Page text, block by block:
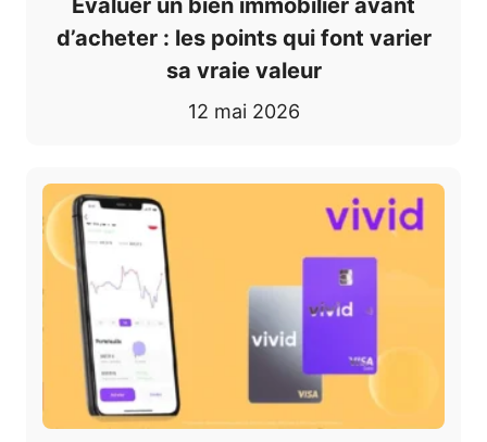
Évaluer un bien immobilier avant
d’acheter : les points qui font varier
sa vraie valeur
12 mai 2026